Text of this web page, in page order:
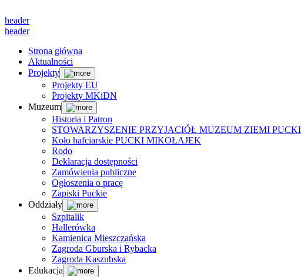
header
header
Strona główna
Aktualności
Projekty
Projekty EU
Projekty MKiDN
Muzeum
Historia i Patron
STOWARZYSZENIE PRZYJACIÓŁ MUZEUM ZIEMI
Koło hafciarskie PUCKI MIKOŁAJEK
Rodo
Deklaracja dostępności
Zamówienia publiczne
Ogłoszenia o pracę
Zapiski Puckie
Oddziały
Szpitalik
Hallerówka
Kamienica Mieszczańska
Zagroda Gburska i Rybacka
Zagroda Kaszubska
Edukacja